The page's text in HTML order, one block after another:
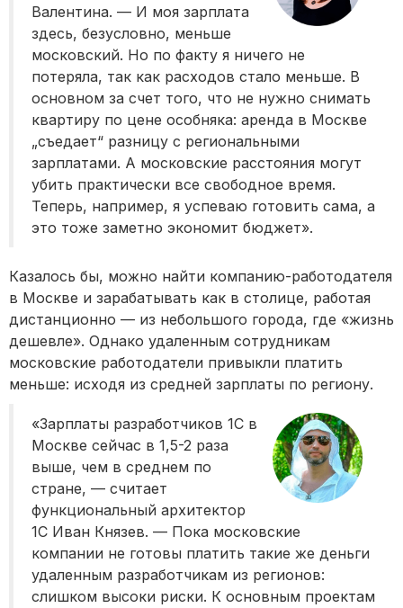
Валентина. — И моя зарплата
здесь, безусловно, меньше
московский. Но по факту я ничего не
потеряла, так как расходов стало меньше. В
основном за счет того, что не нужно снимать
квартиру по цене особняка: аренда в Москве
„съедает“ разницу с региональными
зарплатами. А московские расстояния могут
убить практически все свободное время.
Теперь, например, я успеваю готовить сама, а
это тоже заметно экономит бюджет».
Казалось бы, можно найти компанию-работодателя
в Москве и зарабатывать как в столице, работая
дистанционно — из небольшого города, где «жизнь
дешевле». Однако удаленным сотрудникам
московские работодатели привыкли платить
меньше: исходя из средней зарплаты по региону.
«Зарплаты разработчиков 1С в
Москве сейчас в 1,5-2 раза
выше, чем в среднем по
стране, — считает
функциональный архитектор
1С Иван Князев. — Пока московские
компании не готовы платить такие же деньги
удаленным разработчикам из регионов:
слишком высоки риски. К основным проектам